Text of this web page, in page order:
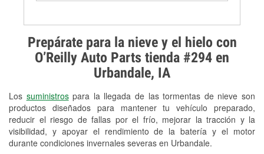
Prepárate para la nieve y el hielo con
O’Reilly Auto Parts tienda #294 en
Urbandale, IA
Los suministrospara la llegada de las tormentas de nieve son
productos diseñados para mantener tu vehículo preparado,
reducir el riesgo de fallas por el frío, mejorar la tracción y la
visibilidad, y apoyar el rendimiento de la batería y el motor
durante condiciones invernales severas en Urbandale.
Prueba de alternadores y
arrancadores
Revisión de la luz "Check Engine"
Reciclaje de baterías y aceite
Instalación de bombillas de faros
Instalación de limpiaparabrisas